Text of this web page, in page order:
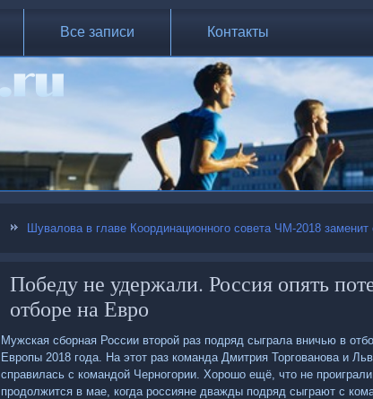
Все записи Контакты
Шувалова в главе Координационного совета ЧМ-2018
Победу не удержали. Россия опять
отборе на Евро
Мужская сборная России втοрой раз подряд сыграла вничью в
Европы 2018 года. На этοт раз команда Дмитрия Торгованова и
справилась с командοй Черногории. Хорошо ещё, чтο не
продοлжится в мае, когда россияне дважды подряд сыграют с